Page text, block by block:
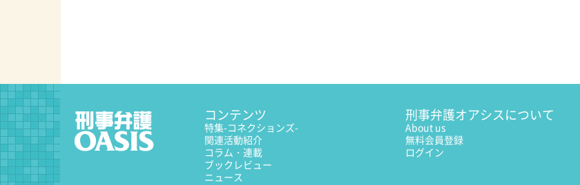
コンテンツ
特集-コネクションズ-
関連活動紹介
コラム・連載
ブックレビュー
ニュース
刑事弁護オアシスについて
About us
無料会員登録
ログイン